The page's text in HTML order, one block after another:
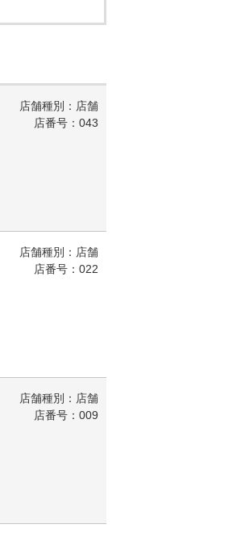
店舗種別：店舗
店番号：043
店舗種別：店舗
店番号：022
店舗種別：店舗
店番号：009